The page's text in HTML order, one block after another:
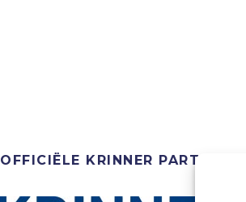
OFFICIËLE KRINNER PARTNER